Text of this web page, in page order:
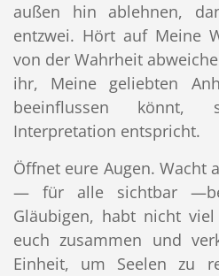
außen hin ablehnen,
entzwei. Hört auf Meine
von der Wahrheit
ihr, Meine geliebten
beeinflussen könnt,
Interpretation entspricht.
Öffnet eure Augen. Wacht
— für alle sichtbar
Gläubigen, habt nicht
euch zusammen und
Einheit, um Seelen zu